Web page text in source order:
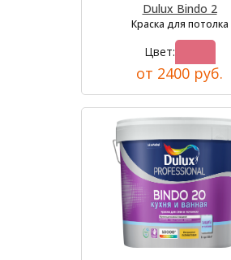
Dulux Bindo 2
Краска для потолка
Цвет:
от 2400 руб.